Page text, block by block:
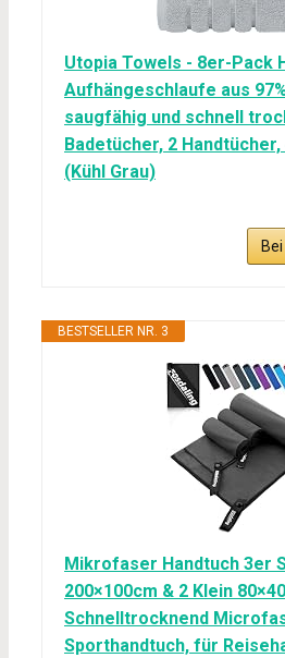
Utopia Towels - 8er-Pack
Aufhängeschlaufe aus
saugfähig und schnell
Badetücher, 2
(Kühl Grau)
BESTSELLER NR. 3
Mikrofaser Handtuch 3er
200×100cm & 2 Klein
Schnelltrocknend
Sporthandtuch, für